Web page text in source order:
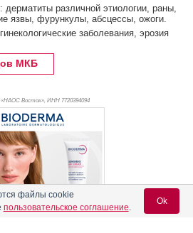
различной этиологии, раны,
язвы, фурункулы, абсцессы, ожоги.
заболевания, эрозия
МКБ
Восток», ИНН 7720394094
файлы cookie
пользовательское соглашение.
Ok